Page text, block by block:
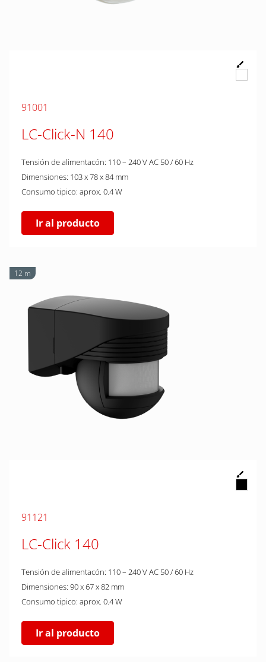
91001
LC-Click-N 140
Tensión de alimentacón: 110 – 240 V AC 50 / 60 Hz
Dimensiones: 103 x 78 x 84 mm
Consumo tipico: aprox. 0.4 W
Ir al producto
12 m
91121
LC-Click 140
Tensión de alimentacón: 110 – 240 V AC 50 / 60 Hz
Dimensiones: 90 x 67 x 82 mm
Consumo tipico: aprox. 0.4 W
Ir al producto